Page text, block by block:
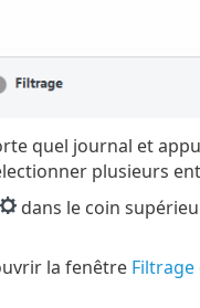
quel journal et
plusieurs
dans le coin
la fenêtre